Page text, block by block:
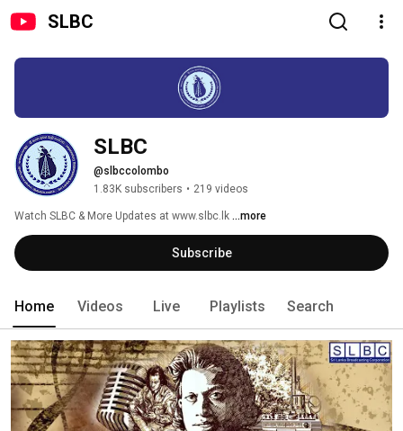
SLBC
SLBC
@slbccolombo
1.83K subscribers • 219 videos
Watch SLBC & More Updates at www.slbc.lk ...more
Subscribe
Home Videos Live Playlists Search